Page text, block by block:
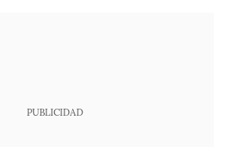
PUBLICIDAD